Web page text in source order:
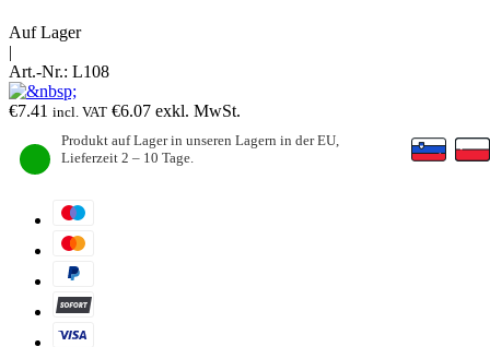
Auf Lager
|
Art.-Nr.: L108
€7.41 incl. VAT €6.07 exkl. MwSt.
Produkt auf Lager in unseren Lagern in der EU,
Lieferzeit 2 – 10 Tage.